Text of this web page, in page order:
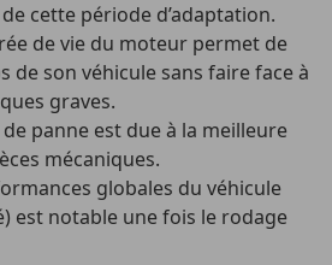
cette période d’adaptation.
de vie du moteur permet de
son véhicule sans faire face à
graves.
panne est due à la meilleure
mécaniques.
globales du véhicule
est notable une fois le rodage